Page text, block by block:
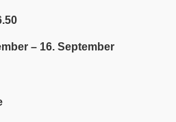
– 16. September